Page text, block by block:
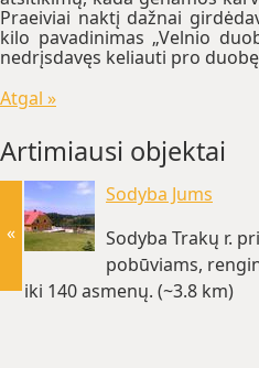
Praeiviai naktį dažnai
kilo pavadinimas „Velnio
nedrįsdavęs keliauti pro
Atgal »
Artimiausi objektai
Sodyba Jums
Sodyba Trakų r.
pobūviams,
iki 140 asmenų. (~3.8 km)
«